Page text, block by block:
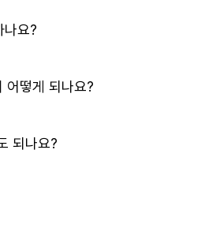
나요?
어떻게 되나요?
되나요?